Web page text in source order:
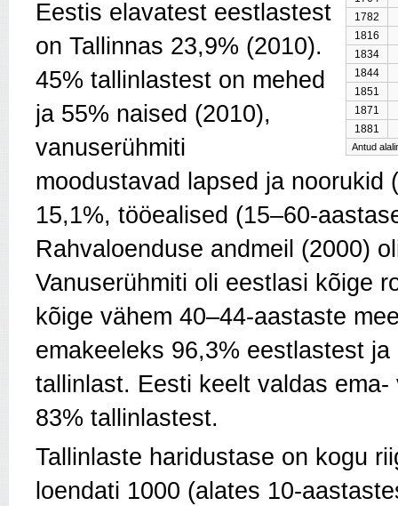
1782
1816
1834
1844
1851
1871
1881
Antud
Eestis elavatest eestlastest
on Tallinnas 23,9% (2010).
45% tallinlastest on mehed
ja 55% naised (2010),
vanuserühmiti
moodustavad lapsed ja
15,1%, tööealised (15–60-
Rahvaloenduse andmeil (2000)
Vanuserühmiti oli eestlasi kõige
kõige vähem 40–44-aastaste
emakeeleks 96,3% eestlastest
tallinlast. Eesti keelt valdas
83% tallinlastest.
Tallinlaste haridustase on kogu
loendati 1000 (alates 10-